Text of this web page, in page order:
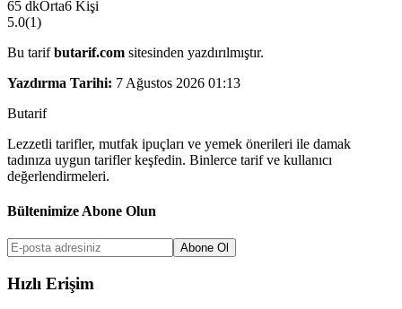
65 dkOrta6 Kişi
5.0(1)
Bu tarifbutarif.com sitesinden yazdırılmıştır.
Yazdırma Tarihi: 7 Ağustos 2026 01:13
Butarif
Lezzetli tarifler, mutfak ipuçları ve yemek önerileri ile damak
tadınıza uygun tarifler keşfedin. Binlerce tarif ve kullanıcı
değerlendirmeleri.
Bültenimize Abone Olun
Abone Ol
Hızlı Erişim